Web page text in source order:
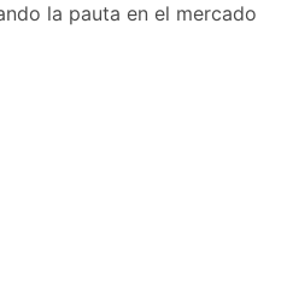
la pauta en el mercado